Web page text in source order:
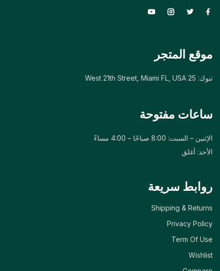
موقع المتجر
تبوك: 25 West 21th Street, Miami FL, USA
ساعات مفتوحة
الإثنين – السبت: 8:00 صباحًا – 4:00 مساءً
الأحد: أغلق
روابط سريعة
Shipping & Returns
Privacy Policy
Term Of Use
Wishlist